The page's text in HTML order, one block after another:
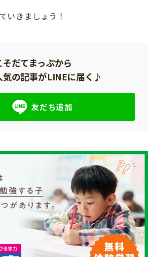
いきましょう！
そだてまっぷから
気の記事がLINEに届く♪
友だち追加